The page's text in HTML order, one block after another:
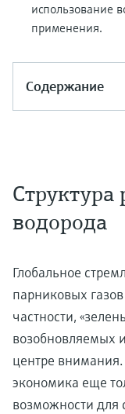
использование
применения.
Содержание
Структура
водорода
Глобальное
парниковых
частности,
возобновляемых
центре
экономика еще
возможности для